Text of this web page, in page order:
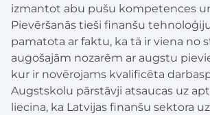
izmantot abu pušu kompetences
Pievēršanās tieši finanšu
pamatota ar faktu, ka tā ir viena no
augošajām nozarēm ar augstu
kur ir novērojams kvalificēta
Augstskolu pārstāvji atsaucas uz
liecina, ka Latvijas finanšu sektora